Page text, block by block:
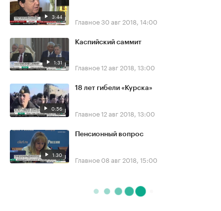
3:44 Главное30 авг 2018, 14:00
1:31
Каспийский саммит
Главное12 авг 2018, 13:00
0:56
18 лет гибели «Курска»
Главное12 авг 2018, 13:00
1:30
Пенсионный вопрос
Главное 08 авг 2018, 15:00